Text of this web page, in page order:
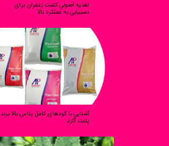
تغذیه اصولی کشت زعفران برای
دستیابی به عملکرد بالا
آشنایی با کودهای کامل پتاس بالا برند
پلنت گارد